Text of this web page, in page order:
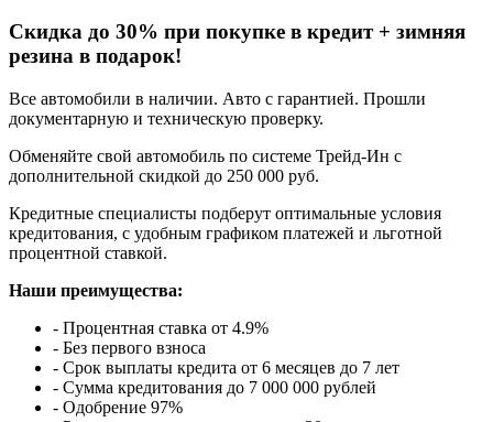
Cкидка до 30% при покупке в кредит + зимняя
резина в подарок!
Все автомобили в наличии. Авто с гарантией. Прошли
документарную и техническую проверку.
Обменяйте свой автомобиль по системе Трейд-Ин с
дополнительной скидкой до 250 000 руб.
Кредитные специалисты подберут оптимальные условия
кредитования, с удобным графиком платежей и льготной
процентной ставкой.
Наши преимущества:
- Процентная ставка от 4.9%
- Без первого взноса
- Срок выплаты кредита от 6 месяцев до 7 лет
- Сумма кредитования до 7 000 000 рублей
- Одобрение 97%